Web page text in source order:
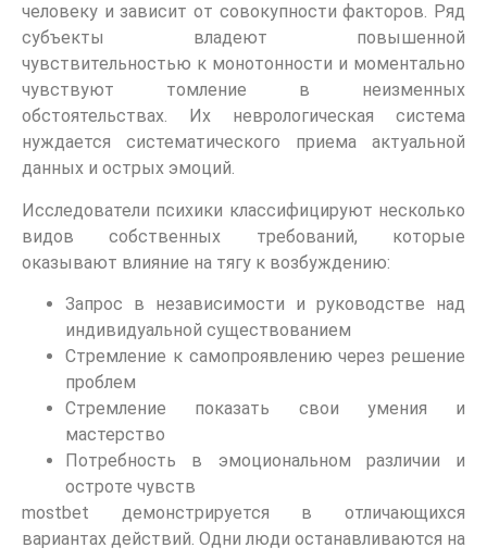
человеку и зависит от совокупности факторов. Ряд
субъекты владеют повышенной
чувствительностью к монотонности и моментально
чувствуют томление в неизменных
обстоятельствах. Их неврологическая система
нуждается систематического приема актуальной
данных и острых эмоций.
Исследователи психики классифицируют несколько
видов собственных требований, которые
оказывают влияние на тягу к возбуждению:
Запрос в независимости и руководстве над
индивидуальной существованием
Стремление к самопроявлению через решение
проблем
Стремление показать свои умения и
мастерство
Потребность в эмоциональном различии и
остроте чувств
mostbet демонстрируется в отличающихся
вариантах действий. Одни люди останавливаются на